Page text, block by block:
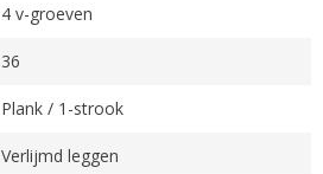
4 v-groeven
36
Plank / 1-strook
Verlijmd leggen